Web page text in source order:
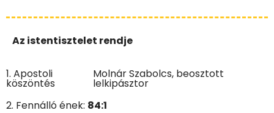
Az istentisztelet rendje
1. Apostoli
köszöntés
Molnár Szabolcs, beosztott
lelkipásztor
2. Fennálló ének: 84:1